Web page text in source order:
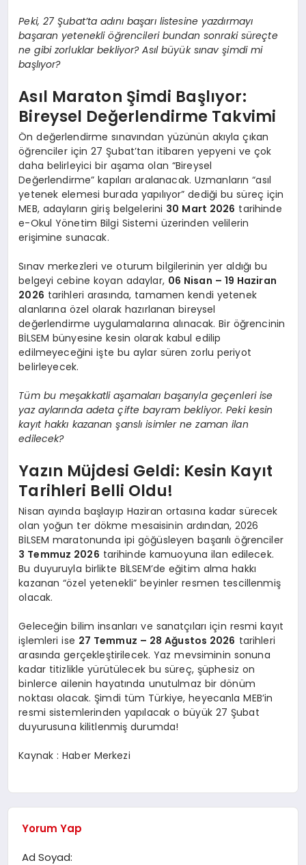
Peki, 27 Şubat’ta adını başarı listesine yazdırmayı
başaran yetenekli öğrencileri bundan sonraki süreçte
ne gibi zorluklar bekliyor? Asıl büyük sınav şimdi mi
başlıyor?
Asıl Maraton Şimdi Başlıyor:
Bireysel Değerlendirme Takvimi
Ön değerlendirme sınavından yüzünün akıyla çıkan
öğrenciler için 27 Şubat’tan itibaren yepyeni ve çok
daha belirleyici bir aşama olan “Bireysel
Değerlendirme” kapıları aralanacak. Uzmanların “asıl
yetenek elemesi burada yapılıyor” dediği bu süreç için
MEB, adayların giriş belgelerini 30 Mart 2026 tarihinde
e-Okul Yönetim Bilgi Sistemi üzerinden velilerin
erişimine sunacak.
Sınav merkezleri ve oturum bilgilerinin yer aldığı bu
belgeyi cebine koyan adaylar, 06 Nisan – 19 Haziran
2026 tarihleri arasında, tamamen kendi yetenek
alanlarına özel olarak hazırlanan bireysel
değerlendirme uygulamalarına alınacak. Bir öğrencinin
BİLSEM bünyesine kesin olarak kabul edilip
edilmeyeceğini işte bu aylar süren zorlu periyot
belirleyecek.
Tüm bu meşakkatli aşamaları başarıyla geçenleri ise
yaz aylarında adeta çifte bayram bekliyor. Peki kesin
kayıt hakkı kazanan şanslı isimler ne zaman ilan
edilecek?
Yazın Müjdesi Geldi: Kesin Kayıt
Tarihleri Belli Oldu!
Nisan ayında başlayıp Haziran ortasına kadar sürecek
olan yoğun ter dökme mesaisinin ardından, 2026
BİLSEM maratonunda ipi göğüsleyen başarılı öğrenciler
3 Temmuz 2026 tarihinde kamuoyuna ilan edilecek.
Bu duyuruyla birlikte BİLSEM’de eğitim alma hakkı
kazanan “özel yetenekli” beyinler resmen tescillenmiş
olacak.
Geleceğin bilim insanları ve sanatçıları için resmi kayıt
işlemleri ise 27 Temmuz – 28 Ağustos 2026 tarihleri
arasında gerçekleştirilecek. Yaz mevsiminin sonuna
kadar titizlikle yürütülecek bu süreç, şüphesiz on
binlerce ailenin hayatında unutulmaz bir dönüm
noktası olacak. Şimdi tüm Türkiye, heyecanla MEB’in
resmi sistemlerinden yapılacak o büyük 27 Şubat
duyurusuna kilitlenmiş durumda!
Kaynak : Haber Merkezi
Yorum Yap
Ad Soyad: